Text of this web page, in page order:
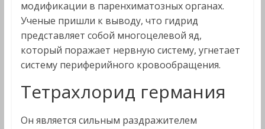
модификации в паренхиматозных органах.
Ученые пришли к выводу, что гидрид
представляет собой многоцелевой яд,
который поражает нервную систему, угнетает
систему периферийного кровообращения.
Тетрахлорид германия
Он является сильным раздражителем